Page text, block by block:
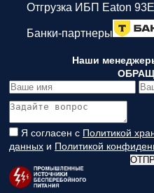
Отгрузка ИБП Eaton
Банки-партнеры
Наши
Я согласен с Политикой
данных и Политикой